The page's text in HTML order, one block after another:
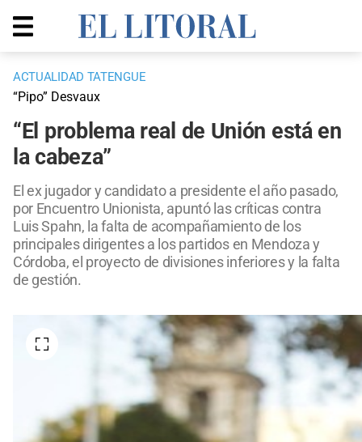
ACTUALIDAD TATENGUE
“Pipo” Desvaux
“El problema real de Unión está en
la cabeza”
El ex jugador y candidato a presidente el año pasado,
por Encuentro Unionista, apuntó las críticas contra
Luis Spahn, la falta de acompañamiento de los
principales dirigentes a los partidos en Mendoza y
Córdoba, el proyecto de divisiones inferiores y la falta
de gestión.